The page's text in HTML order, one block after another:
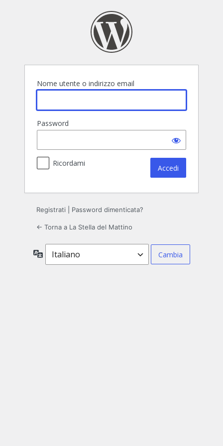
Nome utente o indirizzo email
Password
Ricordami
Registrati Password dimenticata?
← Torna a La Stella del Mattino
Lingua